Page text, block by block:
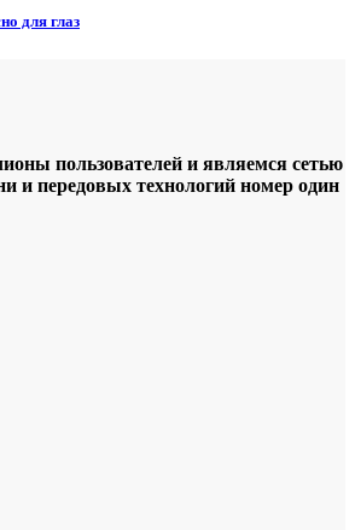
для глаз
пользователей и являемся сетью
и передовых технологий номер один